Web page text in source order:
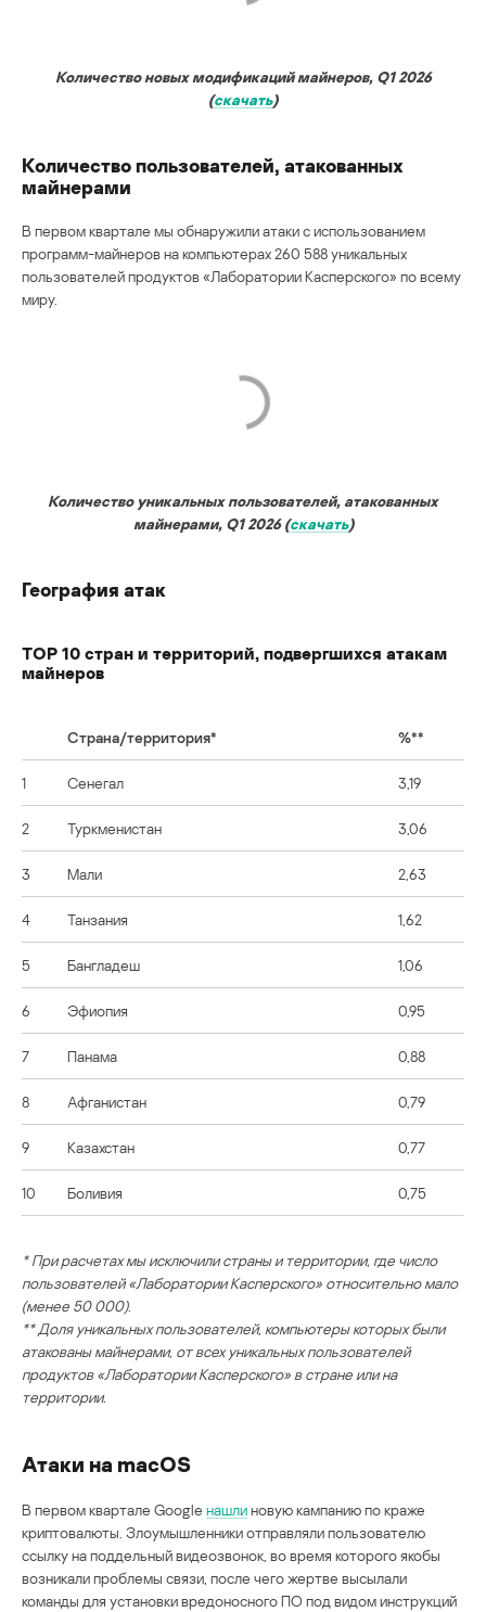
Количество новых модификаций майнеров, Q1 2026
(скачать)
Количество пользователей, атакованных
майнерами
В первом квартале мы обнаружили атаки с использованием
программ-майнеров на компьютерах 260 588 уникальных
пользователей продуктов «Лаборатории Касперского» по всему
миру.
Количество уникальных пользователей, атакованных
майнерами, Q1 2026 (скачать)
География атак
TОР 10 стран и территорий, подвергшихся атакам
майнеров
Страна/территория* %**
1 Сенегал 3,19
2 Туркменистан 3,06
3 Мали 2,63
4 Танзания 1,62
5 Бангладеш 1,06
6 Эфиопия 0,95
7 Панама 0,88
8 Афганистан 0,79
9 Казахстан 0,77
10 Боливия 0,75
* При расчетах мы исключили страны и территории, где число
пользователей «Лаборатории Касперского» относительно мало
(менее 50 000).
** Доля уникальных пользователей, компьютеры которых были
атакованы майнерами, от всех уникальных пользователей
продуктов «Лаборатории Касперского» в стране или на
территории.
Атаки на macOS
В первом квартале Google нашлиновую кампанию по краже
криптовалюты. Злоумышленники отправляли пользователю
ссылку на поддельный видеозвонок, во время которого якобы
возникали проблемы связи, после чего жертве высылали
команды для установки вредоносного ПО под видом инструкций